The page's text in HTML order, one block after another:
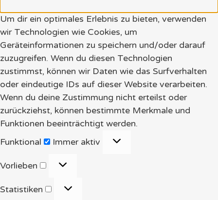
Um dir ein optimales Erlebnis zu bieten, verwenden
wir Technologien wie Cookies, um
Geräteinformationen zu speichern und/oder darauf
zuzugreifen. Wenn du diesen Technologien
zustimmst, können wir Daten wie das Surfverhalten
oder eindeutige IDs auf dieser Website verarbeiten.
Wenn du deine Zustimmung nicht erteilst oder
zurückziehst, können bestimmte Merkmale und
Funktionen beeinträchtigt werden.
Funktional
Funktional
Immer aktiv
Vorlieben
Vorlieben
Statistiken
Statistiken